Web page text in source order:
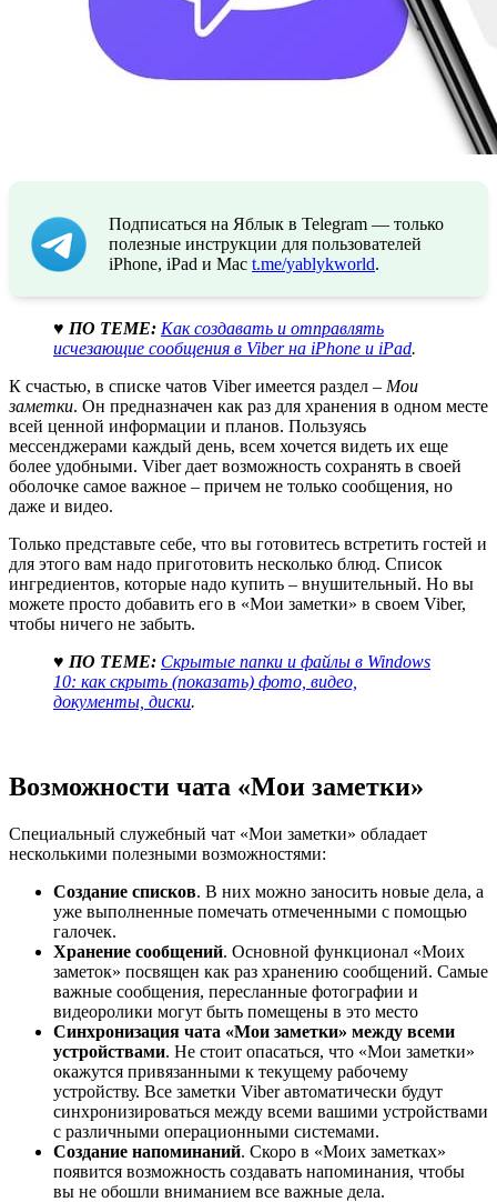
Подписаться на Яблык в Telegram — только
полезные инструкции для пользователей
iPhone, iPad и Mac t.me/yablykworld.
♥ ПО ТЕМЕ: Как создавать и отправлять
исчезающие сообщения в Viber на iPhone и iPad.
К счастью, в списке чатов Viber имеется раздел – Мои
заметки. Он предназначен как раз для хранения в одном месте
всей ценной информации и планов. Пользуясь
мессенджерами каждый день, всем хочется видеть их еще
более удобными. Viber дает возможность сохранять в своей
оболочке самое важное – причем не только сообщения, но
даже и видео.
Только представьте себе, что вы готовитесь встретить гостей и
для этого вам надо приготовить несколько блюд. Список
ингредиентов, которые надо купить – внушительный. Но вы
можете просто добавить его в «Мои заметки» в своем Viber,
чтобы ничего не забыть.
♥ ПО ТЕМЕ: Скрытые папки и файлы в Windows
10: как скрыть (показать) фото, видео,
документы, диски.
Возможности чата «Мои заметки»
Специальный служебный чат «Мои заметки» обладает
несколькими полезными возможностями:
Создание списков. В них можно заносить новые дела, а
уже выполненные помечать отмеченными с помощью
галочек.
Хранение сообщений. Основной функционал «Моих
заметок» посвящен как раз хранению сообщений. Самые
важные сообщения, пересланные фотографии и
видеоролики могут быть помещены в это место
Синхронизация чата «Мои заметки» между всеми
устройствами. Не стоит опасаться, что «Мои заметки»
окажутся привязанными к текущему рабочему
устройству. Все заметки Viber автоматически будут
синхронизироваться между всеми вашими устройствами
с различными операционными системами.
Создание напоминаний. Скоро в «Моих заметках»
появится возможность создавать напоминания, чтобы
вы не обошли вниманием все важные дела.